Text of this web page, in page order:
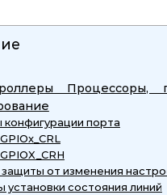
Процессоры,
конфигурации порта
защиты от изменения
установки состояния линий